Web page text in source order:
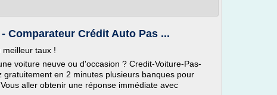
Comparateur Crédit Auto Pas ...
taux !
voiture neuve ou d'occasion ? Credit-Voiture-Pas-
en 2 minutes plusieurs banques pour
aller obtenir une réponse immédiate avec